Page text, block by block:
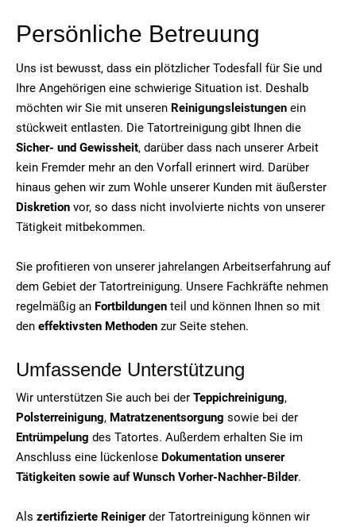
Persönliche Betreuung
Uns ist bewusst, dass ein plötzlicher Todesfall für Sie und
Ihre Angehörigen eine schwierige Situation ist. Deshalb
möchten wir Sie mit unseren Reinigungsleistungen ein
stückweit entlasten. Die Tatortreinigung gibt Ihnen die
Sicher- und Gewissheit, darüber dass nach unserer Arbeit
kein Fremder mehr an den Vorfall erinnert wird. Darüber
hinaus gehen wir zum Wohle unserer Kunden mit äußerster
Diskretion vor, so dass nicht involvierte nichts von unserer
Tätigkeit mitbekommen.
Sie profitieren von unserer jahrelangen Arbeitserfahrung auf
dem Gebiet der Tatortreinigung. Unsere Fachkräfte nehmen
regelmäßig an Fortbildungen teil und können Ihnen so mit
den effektivsten Methoden zur Seite stehen.
Umfassende Unterstützung
Wir unterstützen Sie auch bei der Teppichreinigung,
Polsterreinigung, Matratzenentsorgung sowie bei der
Entrümpelung des Tatortes. Außerdem erhalten Sie im
Anschluss eine lückenlose Dokumentation unserer
Tätigkeiten sowie auf Wunsch Vorher-Nachher-Bilder.
Als zertifizierte Reinigerder Tatortreinigung können wir